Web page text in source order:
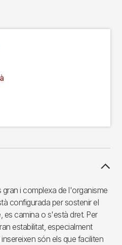
i complexa de l'organisme
configurada per sostenir el
es camina o s'està dret. Per
estabilitat, especialment
són els que faciliten